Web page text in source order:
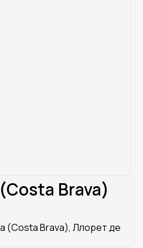
Brava)
(Costa Brava), Ллорет де